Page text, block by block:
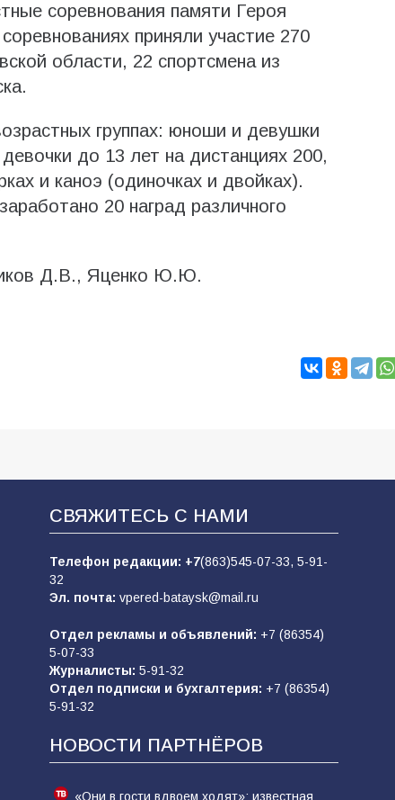
соревнования памяти Героя
приняли участие 270
области, 22 спортсмена из
группах: юноши и девушки
до 13 лет на дистанциях 200,
и каноэ (одиночках и двойках).
20 наград различного
Д.В., Яценко Ю.Ю.
СВЯЖИТЕСЬ С НАМИ
Телефон редакции: +7(863)545-07-33, 5-91-
32
Эл. почта: vpered-bataysk@mail.ru
Отдел рекламы и объявлений: +7 (86354)
5-07-33
Журналисты: 5-91-32
Отдел подписки и бухгалтерия: +7 (86354)
5-91-32
НОВОСТИ ПАРТНЁРОВ
«Они в гости вдвоем ходят»: известная